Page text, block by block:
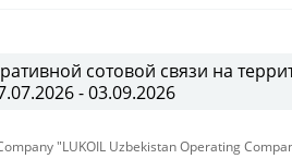
сотовой связи на
- 03.09.2026
"LUKOIL Uzbekistan Operating